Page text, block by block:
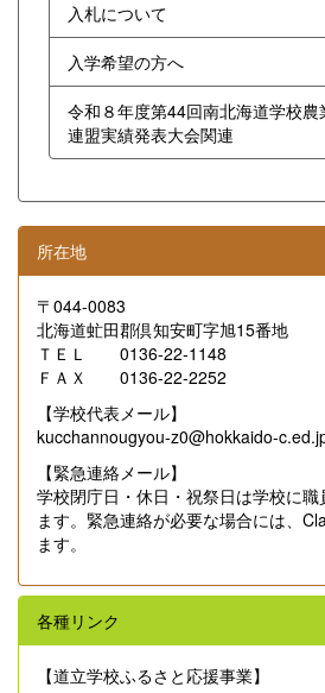
入札について
入学希望の方へ
令和８年度第44回南北海道学校農
連盟実績発表大会関連
所在地
〒044-0083
北海道虻田郡倶知安町字旭15番地
ＴＥＬ 0136‐22‐1148
ＦＡＸ 0136‐22-2252
【学校代表メール】
kucchannougyou-z0@hokkaido-
【緊急連絡メール】
学校閉庁日・休日・祝祭日は学校に職
ます。緊急連絡が必要な場合には、
ます。
各種リンク
【道立学校ふるさと応援事業】